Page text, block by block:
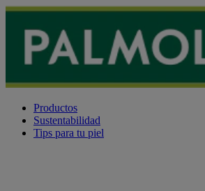
Productos
Sustentabilidad
Tips para tu piel